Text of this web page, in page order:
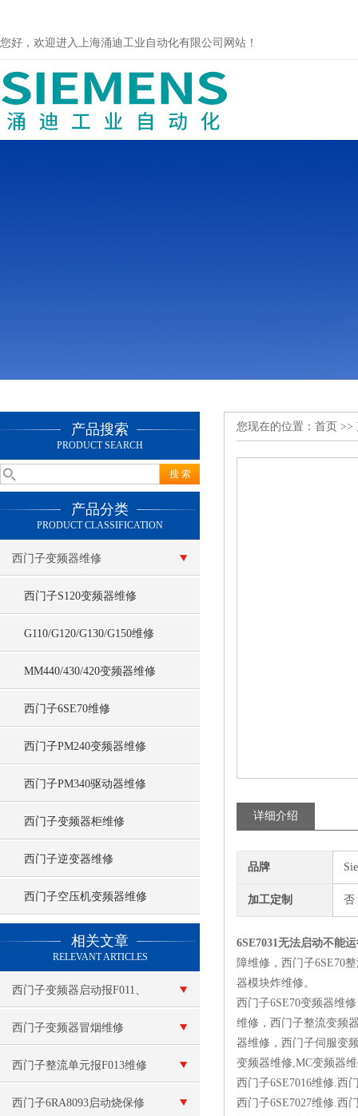
您好，欢迎进入上海涌迪工业自动化有限公司网站！
产品搜索
PRODUCT SEARCH
产品分类
PRODUCT CLASSIFICATION
西门子变频器维修
西门子S120变频器维修
G110/G120/G130/G150维修
MM440/430/420变频器维修
西门子6SE70维修
西门子PM240变频器维修
西门子PM340驱动器维修
西门子变频器柜维修
西门子逆变器维修
西门子空压机变频器维修
相关文章
RELEVANT ARTICLES
西门子变频器启动报F011、
F015维修
西门子变频器冒烟维修
西门子整流单元报F013维修
西门子6RA8093启动烧保修
您现在的位置： 首页 >>
详细介绍
品牌
加工定制 否
6SE7031无法启动不能
障维修，西门子6SE70
器模块炸维修。
西门子6SE70变频器维
维修，西门子整流变频
器维修，西门子伺服变
变频器维修,MC变频器
西门子6SE7016维修.西
西门子6SE7027维修.西